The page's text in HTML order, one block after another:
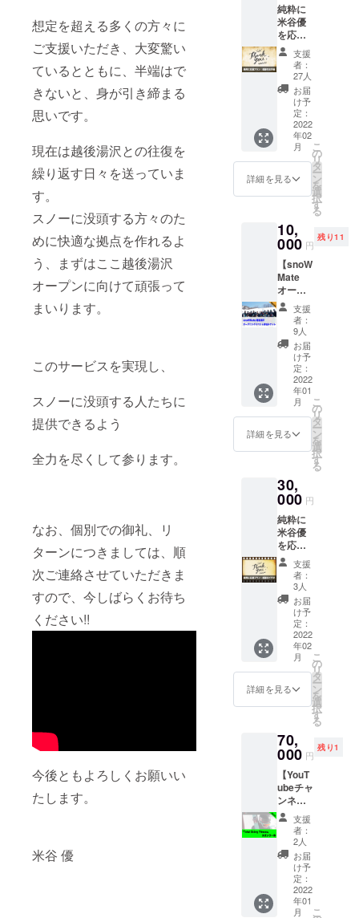
想定を超える多くの方々に
ご支援いただき、大変驚い
ているとともに、半端はで
きないと、身が引き締まる
思いです。
現在は越後湯沢との往復を
繰り返す日々を送っていま
す。
スノーに没頭する方々のた
めに快適な拠点を作れるよ
う、まずはここ越後湯沢
オープンに向けて頑張って
まいります。
このサービスを実現し、
スノーに没頭する人たちに
提供できるよう
全力を尽くして参ります。
なお、個別での御礼、リ
ターンにつきましては、順
次ご連絡させていただきま
すので、今しばらくお待ち
ください!!
今後ともよろしくお願いい
たします。
米谷 優
純粋に
米谷優
を応
援！
【感謝
のお手
紙】 純
粋に米
谷優を
応援し
ていた
だくプ
ランで
す。 感
謝のお
手紙を
しま
す。気
持ちを
込めて
書きま
すが、
元々字
がとて
も汚い
のでご
承知お
きくだ
さい。
支援
者：
27人
お届
け予
定：
2022
年02
月
詳細を見る
こ
の
リ
タ
ー
ン
を
選
択
す
る
10,
000 円
残り11
【snoW
Mate
オープ
ニング
イベン
トの参
加チ
ケッ
ト】 ス
キー場
で一緒
に滑っ
て楽し
むセッ
ション
イベン
参加が
できま
す。皆
んなで
ワイワ
イ滑り
ましょ
う！
レッス
ンでは
ないの
でご注
意くだ
さい。
＊日
程 12
月4日、
月8日、
ずれか
で開催
予定。
降雪状
況をみ
て、日
にちが
近づい
てきた
ら決定
いたし
ます。
また状
況に
支援
者：
9人
お届
け予
定：
2022
年01
月
詳細を見る
こ
の
リ
タ
ー
ン
を
選
択
す
る
30,
000 円
純粋に
米谷優
を応
援！！
【感謝
のビデ
オレ
ター】
純粋に
米谷優
を応援
してい
ただく
プラン
です。
感謝の
メッ
セージ
を撮影
してお
送りし
ます。
支援
者：
3人
お届
け予
定：
2022
年02
月
詳細を見る
こ
の
リ
タ
ー
ン
を
選
択
す
る
70,
000 円
残り1
【YouT
ubeチャ
ンネル
2021-
22シー
ズン
「Total
Skiing
Fitness
」スポ
支援
者：
2人
お届
け予
定：
2022
年01
月
こ